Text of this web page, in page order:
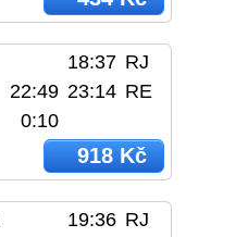
18:37 RJ
22:49 23:14 RE
0:10
918 Kč
19:36 RJ